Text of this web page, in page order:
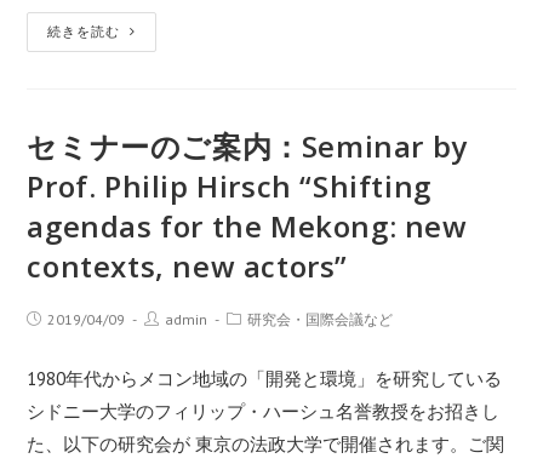
続きを読む
セミナーのご案内：Seminar by
Prof. Philip Hirsch “Shifting
agendas for the Mekong: new
contexts, new actors”
2019/04/09 admin 研究会・国際会議など
1980年代からメコン地域の「開発と環境」を研究している
シドニー大学のフィリップ・ハーシュ名誉教授をお招きし
た、以下の研究会が 東京の法政大学で開催されます。ご関